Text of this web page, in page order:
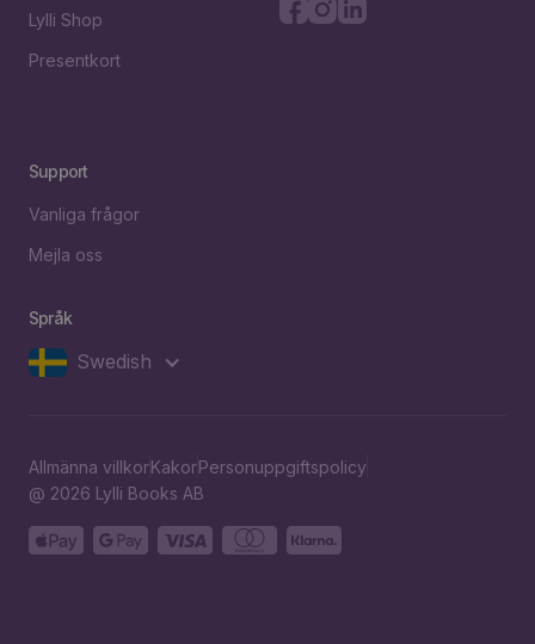
Lylli Shop
Presentkort
Support
Vanliga frågor
Mejla oss
Språk
Swedish
Allmänna villkorKakorPersonuppgiftspolicy
@ 2026 Lylli Books AB